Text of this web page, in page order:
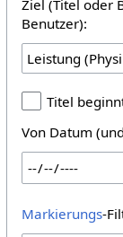
Ziel (Titel oder
Benutzer):
Titel
Von Datum
Markierungs-